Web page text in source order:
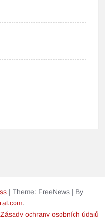
| Theme: FreeNews | By
.
Zásady ochrany osobních údajů